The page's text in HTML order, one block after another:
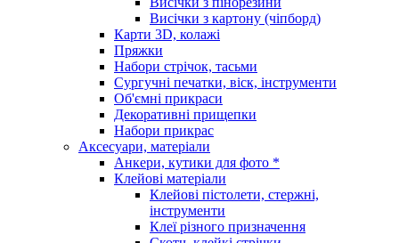
Висічки з картону (чіпборд)
Карти 3D, колажі
Пряжки
Набори стрічок, тасьми
Сургучні печатки, віск, інструменти
Об'ємні прикраси
Декоративні прищепки
Набори прикрас
Аксесуари, матеріали
Анкери, кутики для фото *
Клейові матеріали
Клейові пістолети, стержні,
інструменти
Клеї різного призначення